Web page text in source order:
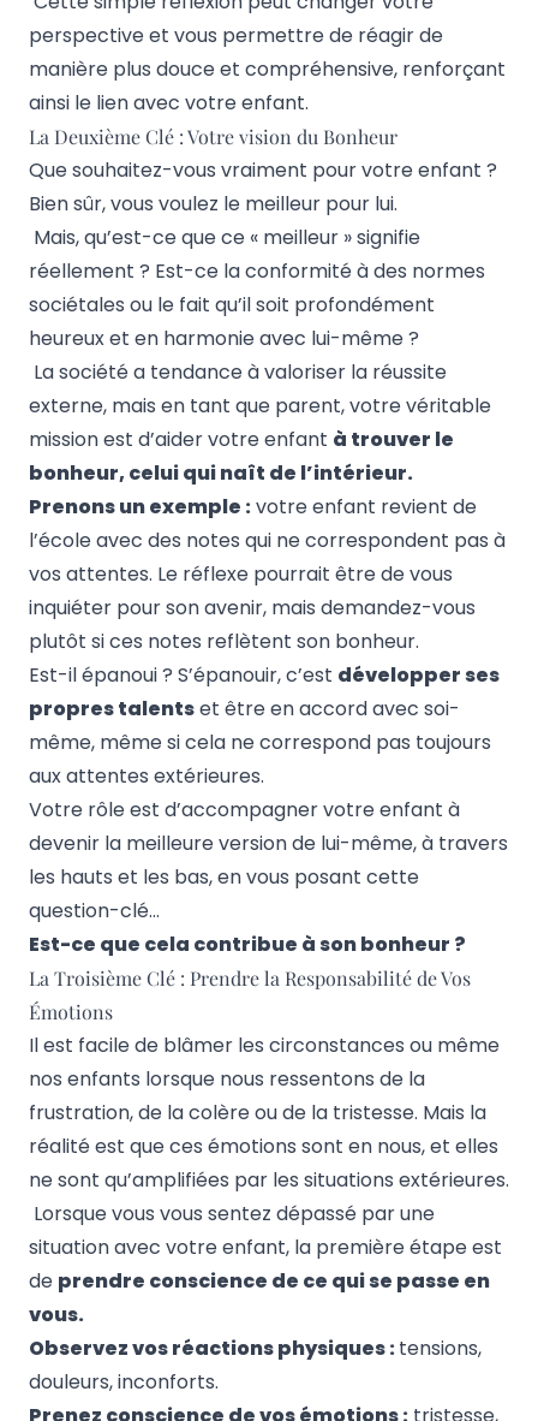
perspective et vous permettre de réagir de
manière plus douce et compréhensive, renforçant
ainsi le lien avec votre enfant.
La Deuxième Clé : Votre vision du Bonheur
Que souhaitez-vous vraiment pour votre enfant ?
Bien sûr, vous voulez le meilleur pour lui.
Mais, qu’est-ce que ce « meilleur » signifie
réellement ? Est-ce la conformité à des normes
sociétales ou le fait qu’il soit profondément
heureux et en harmonie avec lui-même ?
La société a tendance à valoriser la réussite
externe, mais en tant que parent, votre véritable
mission est d’aider votre enfant à trouver le
bonheur, celui qui naît de l’intérieur.
Prenons un exemple :votre enfant revient de
l’école avec des notes qui ne correspondent pas à
vos attentes. Le réflexe pourrait être de vous
inquiéter pour son avenir, mais demandez-vous
plutôt si ces notes reflètent son bonheur.
Est-il épanoui ? S’épanouir, c’est développer ses
propres talentset être en accord avec soi-
même, même si cela ne correspond pas toujours
aux attentes extérieures.
Votre rôle est d’accompagner votre enfant à
devenir la meilleure version de lui-même, à travers
les hauts et les bas, en vous posant cette
question-clé…
Est-ce que cela contribue à son bonheur ?
La Troisième Clé : Prendre la Responsabilité de Vos
Émotions
Il est facile de blâmer les circonstances ou même
nos enfants lorsque nous ressentons de la
frustration, de la colère ou de la tristesse. Mais la
réalité est que ces émotions sont en nous, et elles
ne sont qu’amplifiées par les situations extérieures.
Lorsque vous vous sentez dépassé par une
situation avec votre enfant, la première étape est
de prendre conscience de ce qui se passe en
vous.
Observez vos réactions physiques :tensions,
douleurs, inconforts.